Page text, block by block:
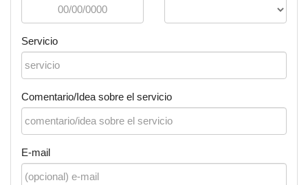
Servicio
Comentario/Idea sobre el servicio
E-mail